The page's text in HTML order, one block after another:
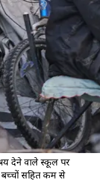
देने वाले स्कूल पर
सहित कम से